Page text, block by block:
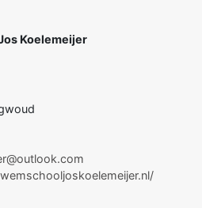
Koelemeijer